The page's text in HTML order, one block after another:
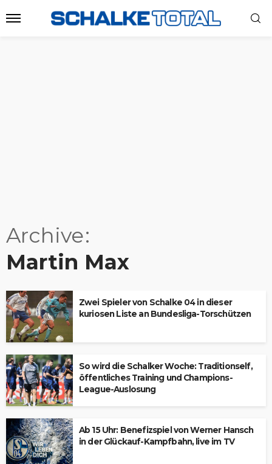
Archive
Martin Max
Zwei Spieler von Schalke 04 in dieser
kuriosen Liste an Bundesliga-Torschützen
So wird die Schalker Woche: Traditionself,
öffentliches Training und Champions-
League-Auslosung
Ab 15 Uhr: Benefizspiel von Werner Hansch
in der Glückauf-Kampfbahn, live im TV